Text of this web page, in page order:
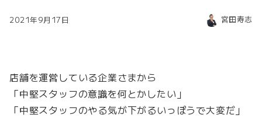
2021年9月17日 宮田寿志
店舗を運営している企業さまから
「中堅スタッフの意識を何とかしたい」
「中堅スタッフのやる気が下がるいっぽうで大変だ」